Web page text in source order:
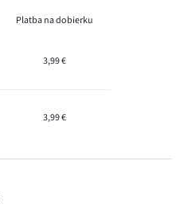
Platba na dobierku
3,99 €
3,99 €